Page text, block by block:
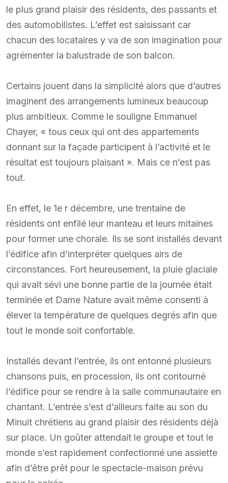
le plus grand plaisir des résidents, des passants et
des automobilistes. L’effet est saisissant car
chacun des locataires y va de son imagination pour
agrémenter la balustrade de son balcon.
Certains jouent dans la simplicité alors que d’autres
imaginent des arrangements lumineux beaucoup
plus ambitieux. Comme le souligne Emmanuel
Chayer, « tous ceux qui ont des appartements
donnant sur la façade participent à l’activité et le
résultat est toujours plaisant ». Mais ce n’est pas
tout.
En effet, le 1e r décembre, une trentaine de
résidents ont enfilé leur manteau et leurs mitaines
pour former une chorale. Ils se sont installés devant
l’édifice afin d’interpréter quelques airs de
circonstances. Fort heureusement, la pluie glaciale
qui avait sévi une bonne partie de la journée était
terminée et Dame Nature avait même consenti à
élever la température de quelques degrés afin que
tout le monde soit confortable.
Installés devant l’entrée, ils ont entonné plusieurs
chansons puis, en procession, ils ont contourné
l’édifice pour se rendre à la salle communautaire en
chantant. L’entrée s’est d’ailleurs faite au son du
Minuit chrétiens au grand plaisir des résidents déjà
sur place. Un goûter attendait le groupe et tout le
monde s’est rapidement confectionné une assiette
afin d’être prêt pour le spectacle-maison prévu